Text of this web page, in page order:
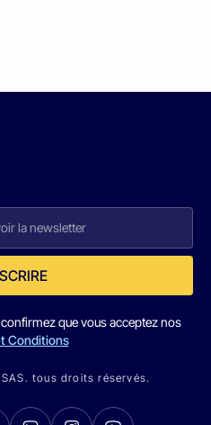
que vous acceptez nos
Conditions
tous droits réservés.